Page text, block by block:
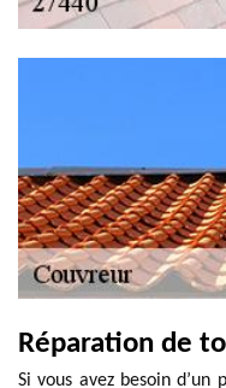
Réparation de
Si vous avez besoin